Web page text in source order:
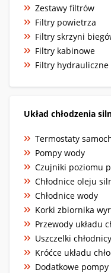
Zestawy filtrów
Filtry powietrza
Filtry skrzyni
Filtry kabinowe
Filtry hydrauliczne
Układ chłodzenia
Termostaty
Pompy wody
Czujniki poziomu
Chłodnice oleju
Chłodnice wody
Korki zbiornika
Przewody układu
Uszczelki
Króćce układu
Dodatkowe pompy